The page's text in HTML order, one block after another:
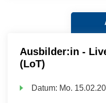
Ausbilder:in -
(LoT)
Datum: Mo.